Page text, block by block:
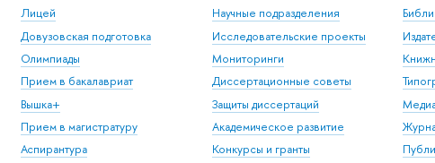
Лицей
Довузовская подготовка
Олимпиады
Прием в бакалавриат
Вышка+
Прием в магистратуру
Аспирантура
Научные подразделения
Исследовательские проекты
Мониторинги
Диссертационные советы
Защиты диссертаций
Академическое развитие
Конкурсы и гранты